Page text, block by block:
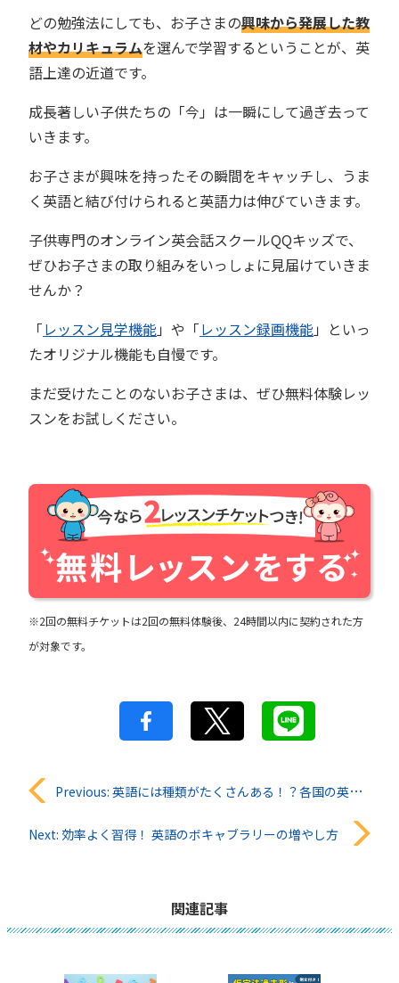
どの勉強法にしても、お子さまの興味から発展した教
材やカリキュラムを選んで学習するということが、英
語上達の近道です。
成長著しい子供たちの「今」は一瞬にして過ぎ去って
いきます。
お子さまが興味を持ったその瞬間をキャッチし、うま
く英語と結び付けられると英語力は伸びていきます。
子供専門のオンライン英会話スクールQQキッズで、
ぜひお子さまの取り組みをいっしょに見届けていきま
せんか？
「レッスン見学機能」や「レッスン録画機能」といっ
たオリジナル機能も自慢です。
まだ受けたことのないお子さまは、ぜひ無料体験レッ
スンをお試しください。
※2回の無料チケットは2回の無料体験後、24時間以内に契約された方
が対象です。
投
稿
Previous: 英語には種類がたくさんある！？各国の英語の特徴とは
Next: 効率よく習得！ 英語のボキャブラリーの増やし方
関連記事